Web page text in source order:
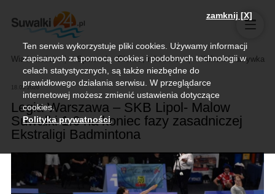
Wiadomości Sport Biznes, rolnictwo Kultura i rozrywka
18.05.2026
Legia Warszawa – SKB Lipol- Malow
Suwałki 1:6 na koniec fazy zasadniczej
Ekstraligi Badmintona
zamknij [X]
Ten serwis wykorzystuje pliki cookies. Używamy informacji
zapisanych za pomocą cookies i podobnych technologii w
celach statystycznych, są także niezbędne do
prawidłowego działania serwisu. W przeglądarce
internetowej możesz zmienić ustawienia dotyczące
cookies.
Polityka prywatności.